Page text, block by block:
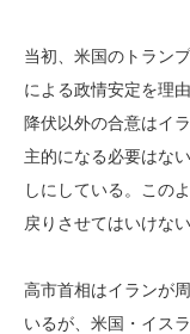
当初、米国のトラン
による政情安定を理
降伏以外の合意はイ
主的になる必要はな
しにしている。この
戻りさせてはいけない
高市首相はイランが
いるが、米国・イス